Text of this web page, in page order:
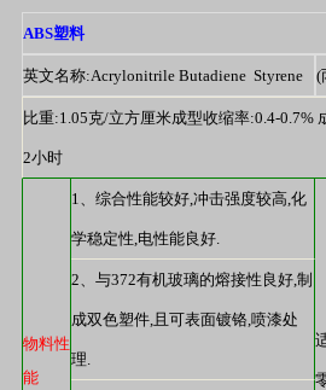
ABS塑料
英文名称:Acrylonitrile Butadiene  Styrene (
比重:1.05克/立方厘米成型收缩率:0.4-0.7%
2小时
物料性
能
1、综合性能较好,冲击强度较高,化
学稳定性,电性能良好.
2、与372有机玻璃的熔接性良好,制
成双色塑件, 且可表面镀铬,喷漆处
理.